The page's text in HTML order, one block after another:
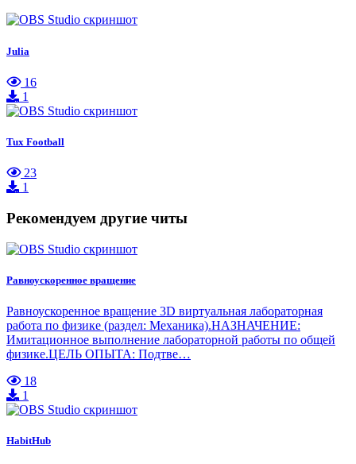
Julia
16
1
Tux Football
23
1
Рекомендуем другие читы
Равноускоренное вращение
Равноускоренное вращение 3D виртуальная лабораторная
работа по физике (раздел: Механика).НАЗНАЧЕНИЕ:
Имитационное выполнение лабораторной работы по общей
физике.ЦЕЛЬ ОПЫТА: Подтве…
18
1
HabitHub